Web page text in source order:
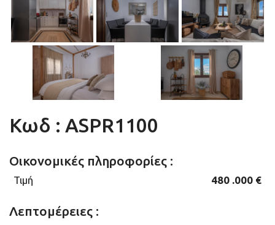
Κωδ : ASPR1100
Οικονομικές πληροφορίες :
Τιμή 480 .000 €
Λεπτομέρειες :